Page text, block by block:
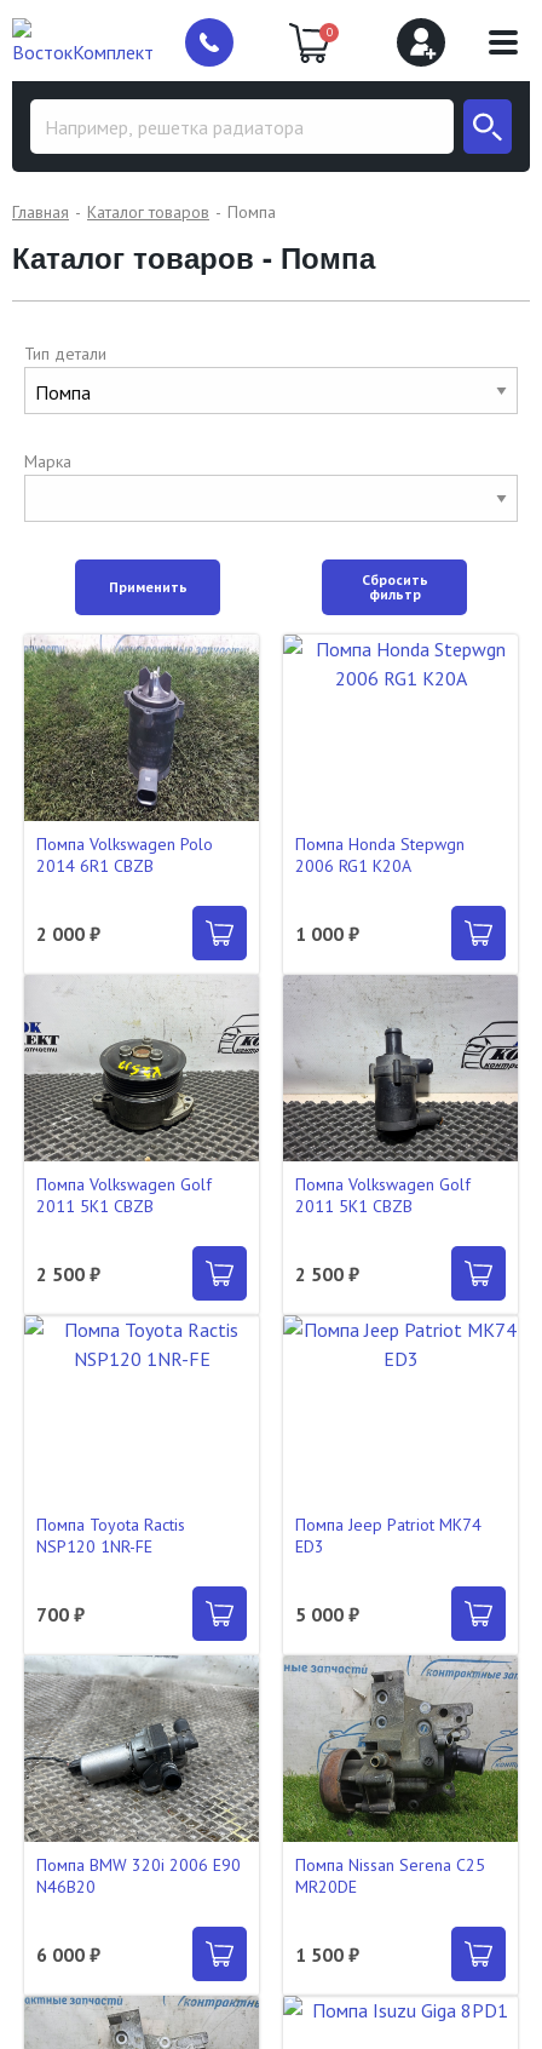
0
Главная Каталог товаров Помпа
Каталог товаров - Помпа
Тип детали
Марка
Применить
Сбросить
фильтр
Помпа Volkswagen Polo
2014 6R1 CBZB
2 000 ₽
Помпа Honda Stepwgn
2006 RG1 K20A
1 000 ₽
Помпа Volkswagen Golf
2011 5K1 CBZB
2 500 ₽
Помпа Volkswagen Golf
2011 5K1 CBZB
2 500 ₽
Помпа Toyota Ractis
NSP120 1NR-FE
700 ₽
Помпа Jeep Patriot MK74
ED3
5 000 ₽
Помпа BMW 320i 2006 E90
N46B20
6 000 ₽
Помпа Nissan Serena C25
MR20DE
1 500 ₽